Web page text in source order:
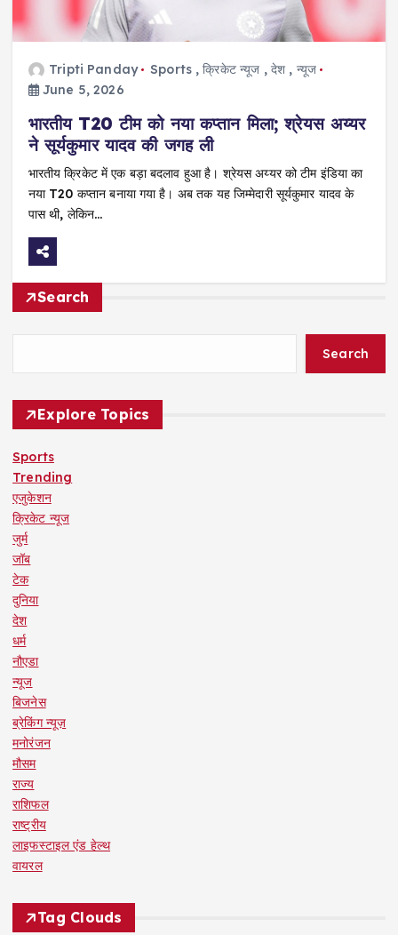
Tripti Panday Sports ,क्रिकेट न्यूज , देश , न्यूज
June 5, 2026
भारतीय T20 टीम को नया कप्तान मिला; श्रेयस अय्यर
ने सूर्यकुमार यादव की जगह ली
भारतीय क्रिकेट में एक बड़ा बदलाव हुआ है। श्रेयस अय्यर को टीम इंडिया का
नया T20 कप्तान बनाया गया है। अब तक यह जिम्मेदारी सूर्यकुमार यादव के
पास थी, लेकिन…
Search
Search
Explore Topics
Sports
Trending
एजुकेशन
क्रिकेट न्यूज
जुर्म
जॉब
टेक
दुनिया
देश
धर्म
नौएडा
न्यूज
बिजनेस
ब्रेकिंग न्यूज़
मनोरंजन
मौसम
राज्य
राशिफल
राष्ट्रीय
लाइफस्टाइल एंड हेल्थ
वायरल
Tag Clouds